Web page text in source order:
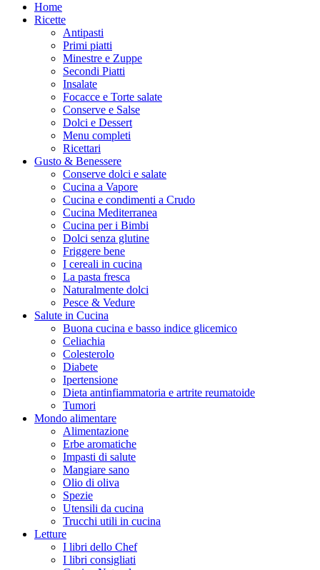
Home
Ricette
Antipasti
Primi piatti
Minestre e Zuppe
Secondi Piatti
Insalate
Focacce e Torte salate
Conserve e Salse
Dolci e Dessert
Menu completi
Ricettari
Gusto & Benessere
Conserve dolci e salate
Cucina a Vapore
Cucina e condimenti a Crudo
Cucina Mediterranea
Cucina per i Bimbi
Dolci senza glutine
Friggere bene
I cereali in cucina
La pasta fresca
Naturalmente dolci
Pesce & Vedure
Salute in Cucina
Buona cucina e basso indice glicemico
Celiachia
Colesterolo
Diabete
Ipertensione
Dieta antinfiammatoria e artrite reumatoide
Tumori
Mondo alimentare
Alimentazione
Erbe aromatiche
Impasti di salute
Mangiare sano
Olio di oliva
Spezie
Utensili da cucina
Trucchi utili in cucina
Letture
I libri dello Chef
I libri consigliati